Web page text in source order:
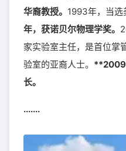
华裔教授。 1993年，当选
年，获诺贝尔物理学奖。
家实验室主任，是首位掌
验室的亚裔人士。 **2009
长。
.......